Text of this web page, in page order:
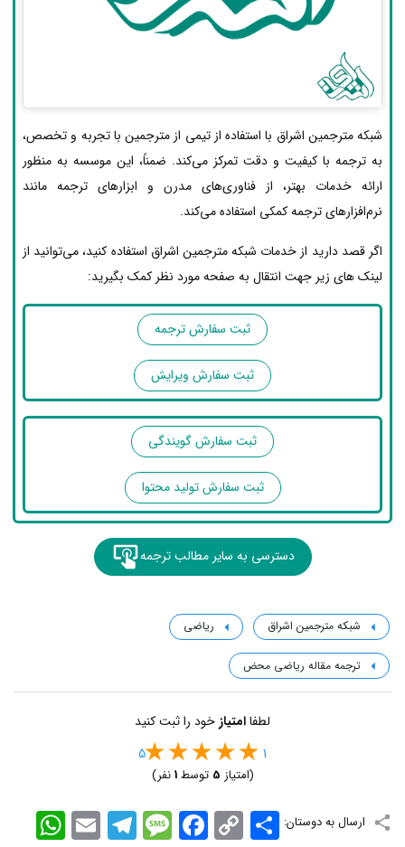
شبکه مترجمین اشراق با استفاده از تیمی از مترجمین با تجربه و تخصص،
به ترجمه با کیفیت و دقت تمرکز می‌کند. ضمناً، این موسسه به منظور
ارائه خدمات بهتر، از فناوری‌های مدرن و ابزارهای ترجمه مانند
نرم‌افزارهای ترجمه کمکی استفاده می‌کند.
اگر قصد دارید از خدمات شبکه مترجمین اشراق استفاده کنید، می‌توانید از
لینک های زیر جهت انتقال به صفحه مورد نظر کمک بگیرید:
ثبت سفارش ترجمه
ثبت سفارش ویرایش
ثبت سفارش گویندگی
ثبت سفارش تولید محتوا
دسترسی به سایر مطالب ترجمه
شبکه مترجمین اشراق ریاضی
ترجمه مقاله ریاضی محض
لطفاامتیاز خود را ثبت کنید
1
5
(امتیاز 5 توسط1نفر)
ارسال به دوستان: WhatsApp EmailTelegramMessageFacebook Copy
Link
اشتراک